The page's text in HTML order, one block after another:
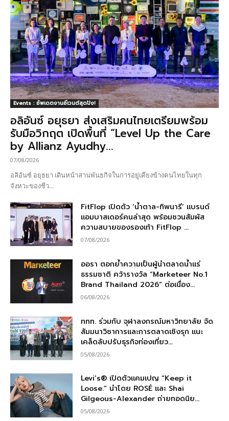
Events : อัพเดตงานอีเวนต์สุดปัง!
อลิอันซ์ อยุธยา ส่งเสริมคนไทยเตรียมพร้อม
รับมือวิกฤต เปิดพื้นที่ “Level Up the Care
by Allianz Ayudhy...
07/08/2026
อลิอันซ์ อยุธยา เดินหน้าสานพันธกิจในการอยู่เคียงข้างคนไทยในทุก
จังหวะของชีว...
FitFlop เปิดตัว ‘น้ำตาล-ทิพนารี’ แบรนด์
แอมบาสเดอร์คนล่าสุด พร้อมชวนสัมผัส
ความสบายของรองเท้า FitFlop ...
07/08/2026
ออรา ตอกย้ำความเป็นผู้นำตลาดน้ำแร่
ธรรมชาติ คว้ารางวัล “Marketeer No.1
Brand Thailand 2026” ต่อเนื่อง...
06/08/2026
ททท. ร่วมกับ จุฬาลงกรณ์มหาวิทยาลัย จัด
สัมมนาวิชาการและการตลาดเชิงรุก แนะ
เคล็ดลับปรับธุรกิจท่องเที่ยว...
05/08/2026
Levi’s® เปิดตัวแคมเปญ “Keep it
Loose.” นำโดย ROSÉ และ Shai
Gilgeous-Alexander ถ่ายทอดนิย...
05/08/2026